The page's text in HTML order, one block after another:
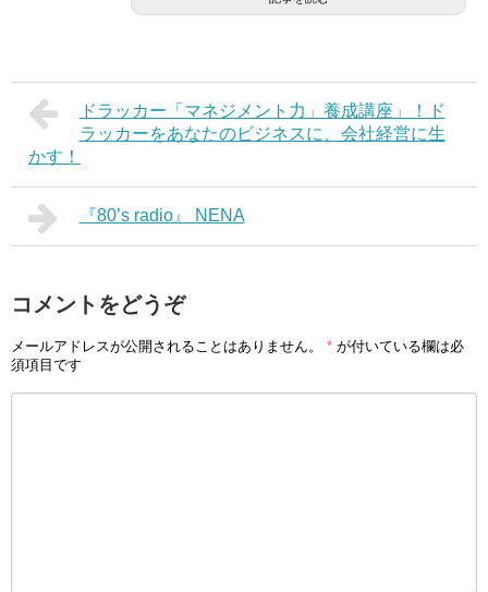
ドラッカー「マネジメント力」養成講座」！ド
ラッカーをあなたのビジネスに、会社経営に生
かす！
『80’s radio』 NENA
コメントをどうぞ
メールアドレスが公開されることはありません。 * が付いている欄は必
須項目です